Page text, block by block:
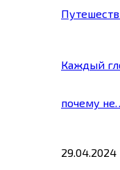
Каждый
почему не…
29.04.2024